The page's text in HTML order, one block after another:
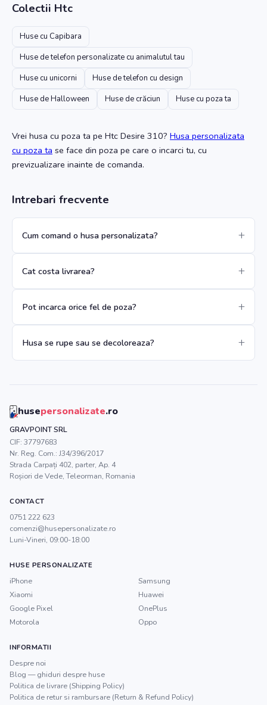
Colectii Htc
Huse cu Capibara
Huse de telefon personalizate cu animalutul tau
Huse cu unicorni
Huse de telefon cu design
Huse de Halloween
Huse de crăciun Huse cu poza ta
Vrei husa cu poza ta pe Htc Desire 310? Husa personalizata
cu poza ta se face din poza pe care o incarci tu, cu
previzualizare inainte de comanda.
Intrebari frecvente
Cum comand o husa personalizata?
Cat costa livrarea?
Pot incarca orice fel de poza?
Husa se rupe sau se decoloreaza?
husepersonalizate.ro
GRAVPOINT SRL
CIF: 37797683
Nr. Reg. Com.: J34/396/2017
Strada Carpați 402, parter, Ap. 4
Roșiori de Vede,Teleorman, Romania
CONTACT
0751 222 623
comenzi@husepersonalizate.ro
Luni-Vineri, 09:00-18:00
HUSE PERSONALIZATE
iPhone
Samsung
Xiaomi
Huawei
Google Pixel
OnePlus
Motorola
Oppo
INFORMATII
Despre noi
Blog — ghiduri despre huse
Politica de livrare (Shipping Policy)
Politica de retur si rambursare (Return & Refund Policy)